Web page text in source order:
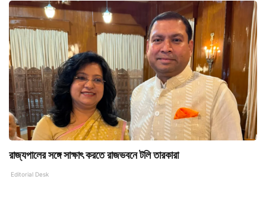
রাজ্যপালের সঙ্গে সাক্ষাৎ করতে রাজভবনে টলি তারকারা
Editorial Desk